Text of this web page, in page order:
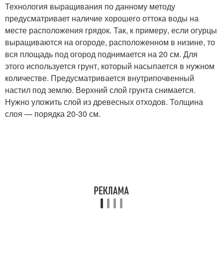
Технология выращивания по данному методу
предусматривает наличие хорошего оттока воды на
месте расположения грядок. Так, к примеру, если огурцы
выращиваются на огороде, расположенном в низине, то
вся площадь под огород поднимается на 20 см. Для
этого используется грунт, который насыпается в нужном
количестве. Предусматривается внутрипочвенный
настил под землю. Верхний слой грунта снимается.
Нужно уложить слой из древесных отходов. Толщина
слоя — порядка 20-30 см.